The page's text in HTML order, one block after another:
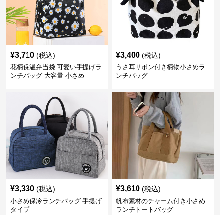
¥3,710 (税込)
花柄保温弁当袋 可愛い手提げラ
ンチバッグ 大容量 小さめ
¥3,400 (税込)
うさ耳リボン付き柄物小さめラ
ンチバッグ
¥3,330 (税込)
小さめ保冷ランチバッグ 手提げ
タイプ
¥3,610 (税込)
帆布素材のチャーム付き小さめ
ランチトートバッグ